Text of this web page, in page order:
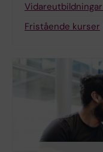
Fristående kurser